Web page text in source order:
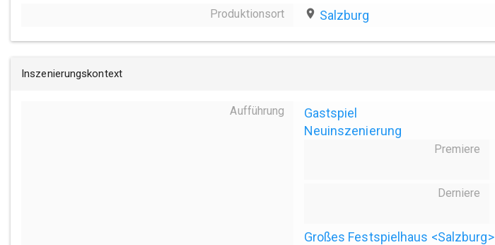
Produktionsort place Salzburg
Inszenierungskontext
Aufführung
Gastspiel
Neuinszenierung
Premiere
Derniere
Großes Festspielhaus <Salzburg>